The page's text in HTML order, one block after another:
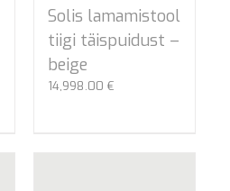
Solis lamamistool
tiigi täispuidust –
beige
14,998.00 €